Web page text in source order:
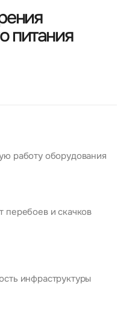
питания
работу оборудования
перебоев и скачков
инфраструктуры